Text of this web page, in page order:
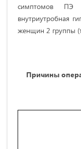
симптомов ПЭ
внутриутробная
женщин 2 группы
Причины